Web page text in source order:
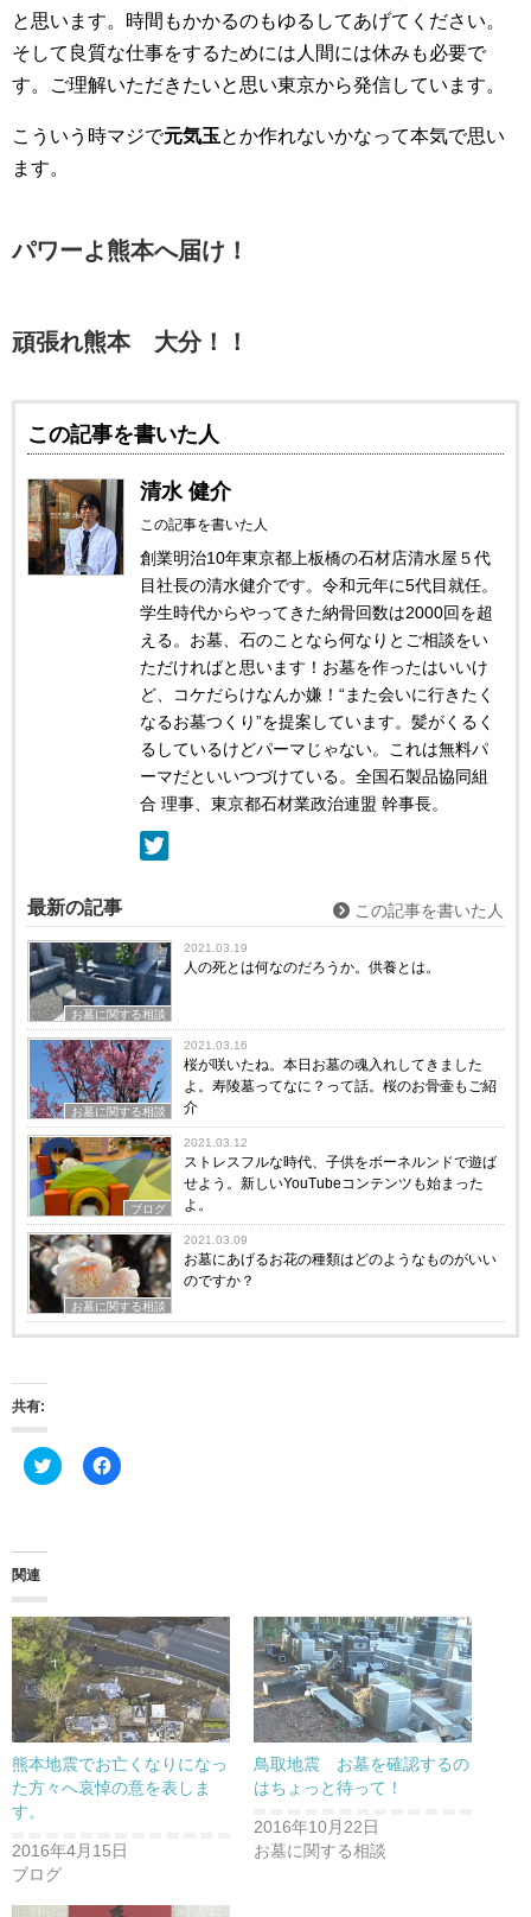
と思います。時間もかかるのもゆるしてあげてください。
そして良質な仕事をするためには人間には休みも必要で
す。ご理解いただきたいと思い東京から発信しています。
こういう時マジで元気玉とか作れないかなって本気で思い
ます。
パワーよ熊本へ届け！
頑張れ熊本 大分！！
この記事を書いた人
清水 健介
この記事を書いた人
創業明治10年東京都上板橋の石材店清水屋５代
目社長の清水健介です。令和元年に5代目就任。
学生時代からやってきた納骨回数は2000回を超
える。お墓、石のことなら何なりとご相談をい
ただければと思います！お墓を作ったはいいけ
ど、コケだらけなんか嫌！“また会いに行きたく
なるお墓つくり”を提案しています。髪がくるく
るしているけどパーマじゃない。これは無料パ
ーマだといいつづけている。全国石製品協同組
合 理事、東京都石材業政治連盟 幹事長。
最新の記事 この記事を書いた人
お墓に関する相談
2021.03.19
人の死とは何なのだろうか。供養とは。
お墓に関する相談
2021.03.16
桜が咲いたね。本日お墓の魂入れしてきました
よ。寿陵墓ってなに？って話。桜のお骨壷もご紹
介
ブログ
2021.03.12
ストレスフルな時代、子供をボーネルンドで遊ば
せよう。新しいYouTubeコンテンツも始まった
よ。
お墓に関する相談
2021.03.09
お墓にあげるお花の種類はどのようなものがいい
のですか？
共有:
ク
リ
t
e
r
で
共
有
(
新
し
い
ウ
ィ
で
開
き
す
F
a
有
す
る
に
は
ク
リ
ッ
ク
し
て
く
(
新
ウ
関連
熊本地震でお亡くなりになっ
た方々へ哀悼の意を表しま
す。
2016年4月15日
ブログ
鳥取地震 お墓を確認するの
はちょっと待って！
2016年10月22日
お墓に関する相談